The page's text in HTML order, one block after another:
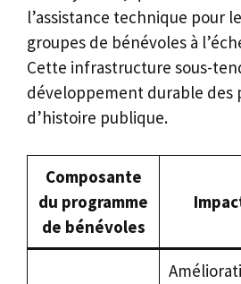
l’assistance technique pour
groupes de bénévoles à
Cette infrastructure sous-
développement durable des
d’histoire publique.
Composante
du programme
de bénévoles